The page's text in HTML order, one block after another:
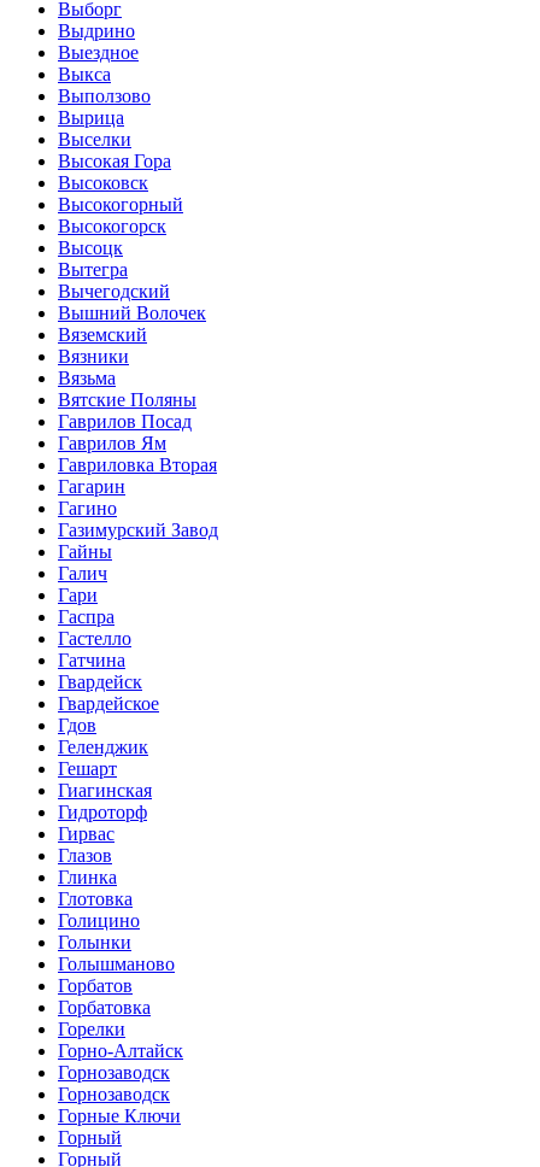
Выборг
Выдрино
Выездное
Выкса
Выползово
Вырица
Выселки
Высокая Гора
Высоковск
Высокогорный
Высокогорск
Высоцк
Вытегра
Вычегодский
Вышний Волочек
Вяземский
Вязники
Вязьма
Вятские Поляны
Гаврилов Посад
Гаврилов Ям
Гавриловка Вторая
Гагарин
Гагино
Газимурский Завод
Гайны
Галич
Гари
Гаспра
Гастелло
Гатчина
Гвардейск
Гвардейское
Гдов
Геленджик
Гешарт
Гиагинская
Гидроторф
Гирвас
Глазов
Глинка
Глотовка
Голицино
Голынки
Голышманово
Горбатов
Горбатовка
Горелки
Горно-Алтайск
Горнозаводск
Горнозаводск
Горные Ключи
Горный
Горный